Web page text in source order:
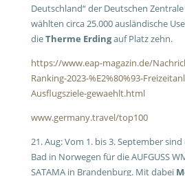
Deutschland“ der Deutschen
wählten circa 25.000 ausländische
dieTherme Erdingauf Platz zehn.
https://www.eap-magazin.de/
Ranking-2023-%E2%80%93-
Ausflugsziele-gewaehlt.html
www.germany.travel/top100
21. Aug: Vom 1. bis 3. September
Bad in Norwegen für die AUFGUSS
SATAMA in Brandenburg. Mit dabei